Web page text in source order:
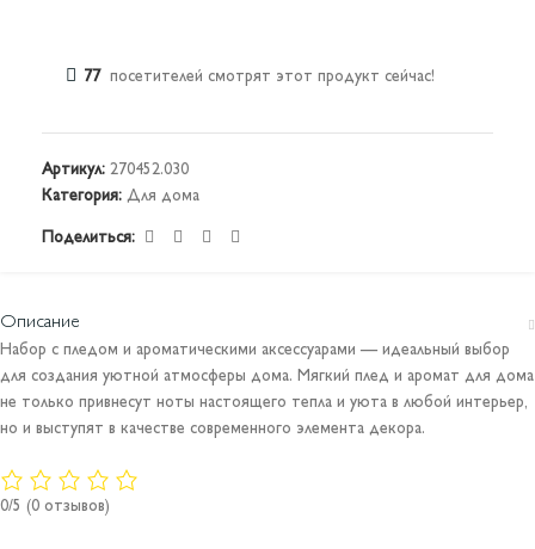
77 посетителей смотрят этот продукт сейчас!
Артикул: 270452.030
Категория: Для дома
Поделиться:
Описание
Набор с пледом и ароматическими аксессуарами — идеальный выбор
для создания уютной атмосферы дома. Мягкий плед и аромат для дома
не только привнесут ноты настоящего тепла и уюта в любой интерьер,
но и выступят в качестве современного элемента декора.
0/5 (0 отзывов)